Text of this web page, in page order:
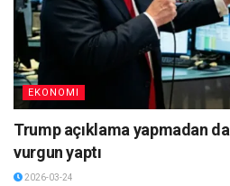
EKONOMI
Trump açıklama yapmadan
vurgun yaptı
2026-03-24